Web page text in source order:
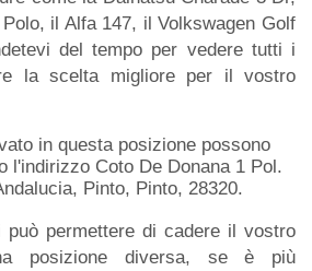
il Alfa 147, il Volkswagen Golf
del tempo per vedere tutti i
la scelta migliore per il vostro
in questa posizione possono
l'indirizzo Coto De Donana 1 Pol.
Pinto, Pinto, 28320.
può permettere di cadere il vostro
posizione diversa, se è più